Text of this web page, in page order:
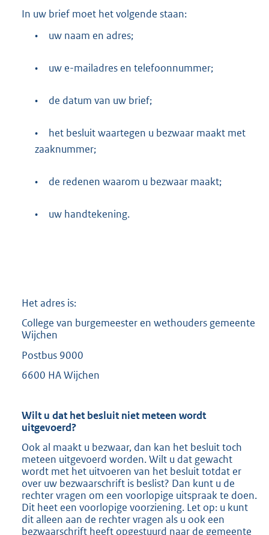
In uw brief moet het volgende staan:
•
uw naam en adres;
• uw e-mailadres en telefoonnummer;
• de datum van uw brief;
•
het besluit waartegen u bezwaar maakt met
zaaknummer;
• de redenen waarom u bezwaar maakt;
• uw handtekening.
Het adres is:
College van burgemeester en wethouders gemeente
Wijchen
Postbus 9000
6600 HA Wijchen
Wilt u dat het besluit niet meteen wordt
uitgevoerd?
Ook al maakt u bezwaar, dan kan het besluit toch
meteen uitgevoerd worden. Wilt u dat gewacht
wordt met het uitvoeren van het besluit totdat er
over uw bezwaarschrift is beslist? Dan kunt u de
rechter vragen om een voorlopige uitspraak te doen.
Dit heet een voorlopige voorziening. Let op: u kunt
dit alleen aan de rechter vragen als u ook een
bezwaarschrift heeft opgestuurd naar de gemeente